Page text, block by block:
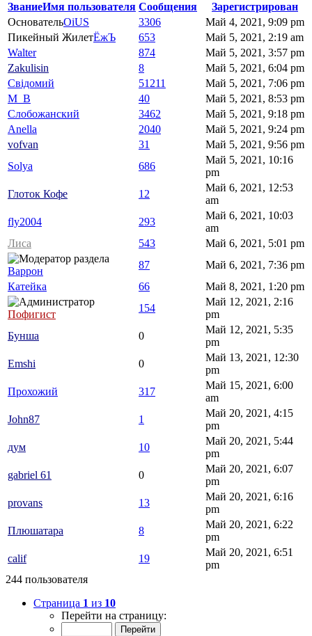
ЗваниеИмя пользователя Сообщения
Зарегистрирован
ОсновательOiUS 3306
Май 4, 2021, 9:09 pm
Пикейный ЖилетЁжЪ 653
Май 5, 2021, 2:19 am
Walter
874
Май 5, 2021, 3:57 pm
Zakulisin
8
Май 5, 2021, 6:04 pm
Свідомий
51211
Май 5, 2021, 7:06 pm
M_B
40
Май 5, 2021, 8:53 pm
Слобожанский
3462
Май 5, 2021, 9:18 pm
Anella
2040
Май 5, 2021, 9:24 pm
vofvan
31
Май 5, 2021, 9:56 pm
Solya
686
Май 5, 2021, 10:16
pm
Глоток Кофе
12
Май 6, 2021, 12:53
am
fly2004
293
Май 6, 2021, 10:03
am
Лиса
543 Май 6, 2021, 5:01 pm
Варрон
87
Май 6, 2021, 7:36 pm
Катейка
66 Май 8, 2021, 1:20 pm
Пофигист
154
Май 12, 2021, 2:16
pm
Бунша
0
Май 12, 2021, 5:35
pm
Emshi
0
Май 13, 2021, 12:30
pm
Прохожий
317
Май 15, 2021, 6:00
am
John87
1
Май 20, 2021, 4:15
pm
дум
10
Май 20, 2021, 5:44
pm
gabriel 61
0
Май 20, 2021, 6:07
pm
provans
13
Май 20, 2021, 6:16
pm
Плюшатара
8
Май 20, 2021, 6:22
pm
calif
19
Май 20, 2021, 6:51
pm
244 пользователя
Страница 1 из 10
Перейти на страницу: